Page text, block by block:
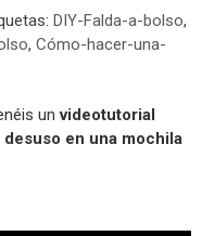
DIY-Falda-a-bolso,
, Cómo-hacer-una-
unvideotutorial
en una mochila